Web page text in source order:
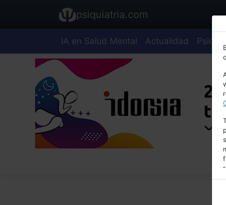
psiquiatria.com
IA en Salud Mental Actualidad